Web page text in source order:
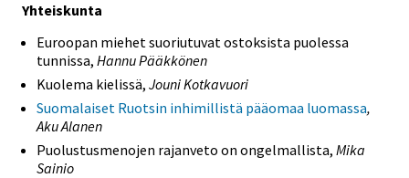
Yhteiskunta
Euroopan miehet suoriutuvat ostoksista puolessa
tunnissa, Hannu Pääkkönen
Kuolema kielissä, Jouni Kotkavuori
Suomalaiset Ruotsin inhimillistä pääomaa luomassa,
Aku Alanen
Puolustusmenojen rajanveto on ongelmallista, Mika
Sainio